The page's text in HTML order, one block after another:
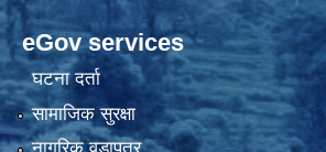
eGov services
घटना दर्ता
सामाजिक सुरक्षा